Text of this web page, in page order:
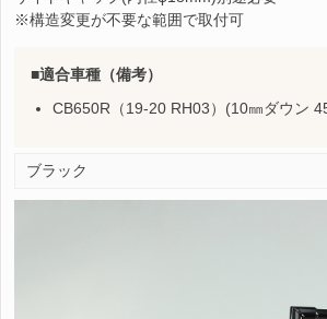
※構造変更が不要な範囲で取付可
適合車種（備考）
CB650R（19-20 RH03）(10㎜ダウン
ブラック